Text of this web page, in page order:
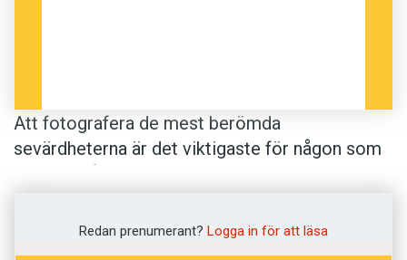
Att fotografera de mest berömda
sevärdheterna är det viktigaste för någon som
berättar i Svenska Dagbladet om jakten på
symbolerna: ”Efter att ha visats på tillräckligt
Redan prenumerant? Logga in för att läsa